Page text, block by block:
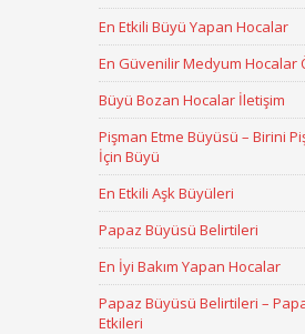
En Etkili Büyü Yapan Hocalar
En Güvenilir Medyum Hocalar
Büyü Bozan Hocalar İletişim
Pişman Etme Büyüsü – Birini
İçin Büyü
En Etkili Aşk Büyüleri
Papaz Büyüsü Belirtileri
En İyi Bakım Yapan Hocalar
Papaz Büyüsü Belirtileri –
Etkileri